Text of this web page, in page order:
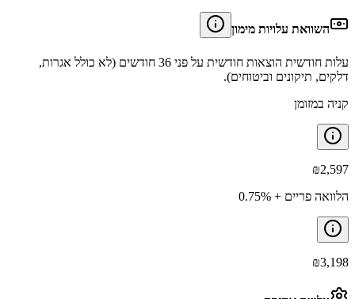
השוואת עלויות מימון
עלות חודשית הוצאות חודשית על פני 36 חודשים (לא כולל אגרות,
דלקים, תיקונים וביטוחים).
קניה במזומן
₪2,597
הלוואה פריים + 0.75%
₪3,198